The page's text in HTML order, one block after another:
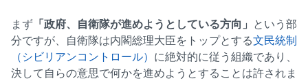
まず 「政府、自衛隊が進めようとしている方向」 という部
分ですが、自衛隊は内閣総理大臣をトップとする文民統制
（シビリアンコントロール） に絶対的に従う組織であり、
決して自らの意思で何かを進めようとすることは許されま